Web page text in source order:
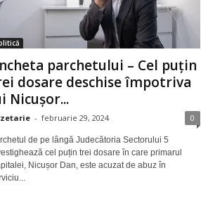
parchetului – Cel puțin
dosare deschise împotriva
Nicușor...
- februarie 29, 2024 0
de pe lângă Judecătoria Sectorului 5
cel puțin trei dosare în care primarul
Nicușor Dan, este acuzat de abuz în